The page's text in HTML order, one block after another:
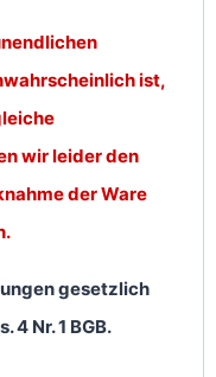
ist,
wir leider den
der Ware
gesetzlich
4 Nr. 1 BGB.